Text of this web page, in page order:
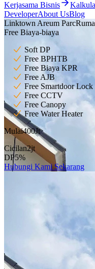
Kerjasama Bisnis
DeveloperAbout UsBlog
Linktown Areum Parc
Free Biaya-biaya
Soft DP
Free BPHTB
Free Biaya KPR
Free AJB
Free Smartdoor Lock
Free CCTV
Free Canopy
Free Water Heater
Mulai400Jt
Cicilan2jt
DP5%
Hubungi Kami Sekarang